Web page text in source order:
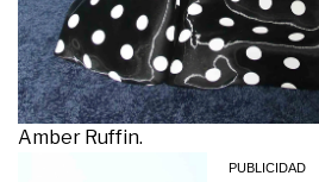
Amber Ruffin.